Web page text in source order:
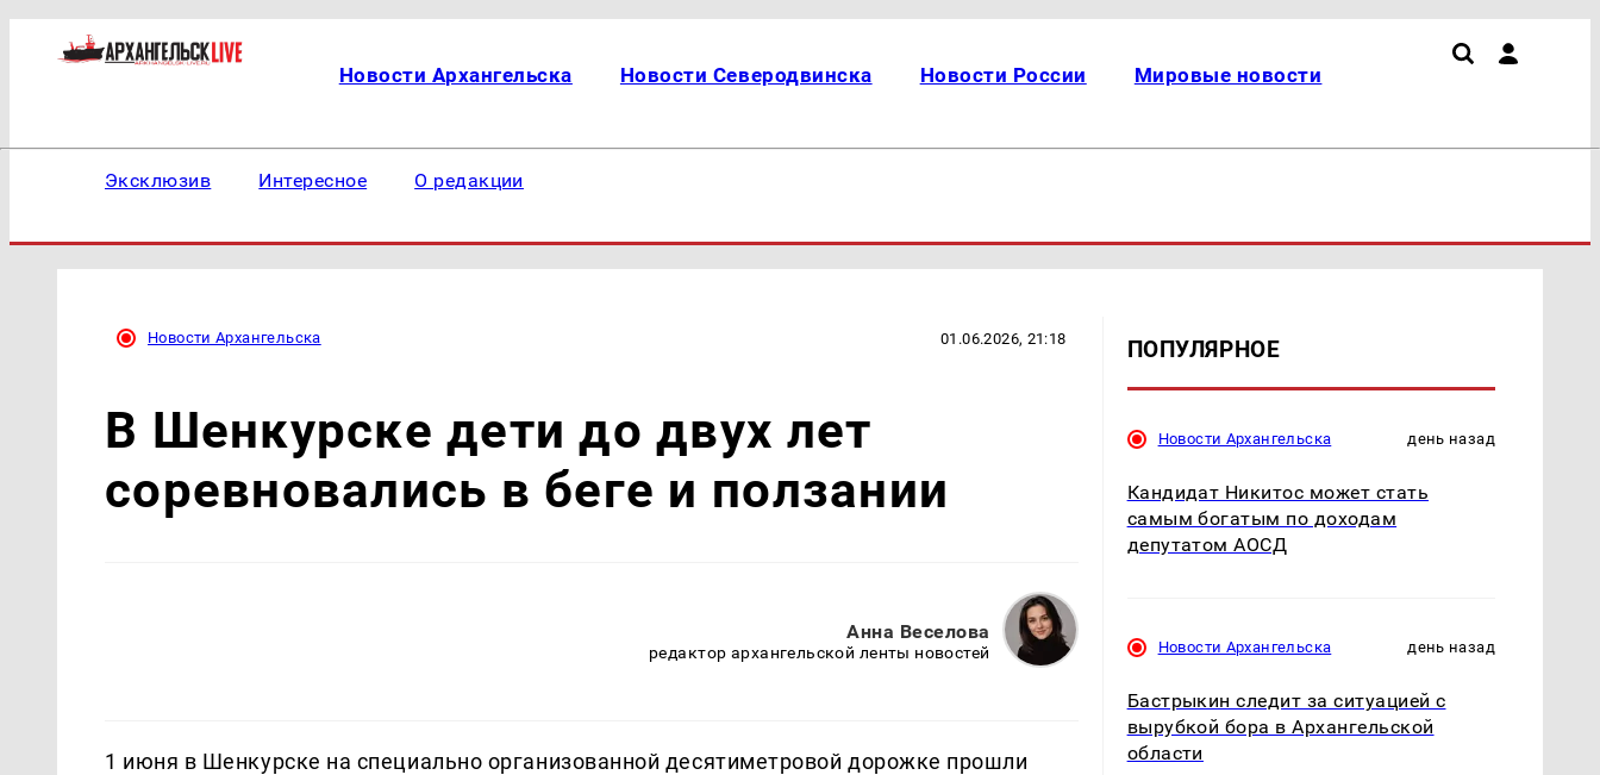
Новости Архангельска Новости Северодвинска Новости России Мировые новости
Эксклюзив Интересное О редакции
Новости Архангельска 01.06.2026, 21:18
В Шенкурске дети до двух лет
соревновались в беге и ползании
Анна Веселова
редактор архангельской ленты новостей
1 июня в Шенкурске на специально организованной десятиметровой дорожке прошли
ПОПУЛЯРНОЕ
Новости Архангельска день назад
Кандидат Никитос может стать
самым богатым по доходам
депутатом АОСД
Новости Архангельска день назад
Бастрыкин следит за ситуацией с
вырубкой бора в Архангельской
области